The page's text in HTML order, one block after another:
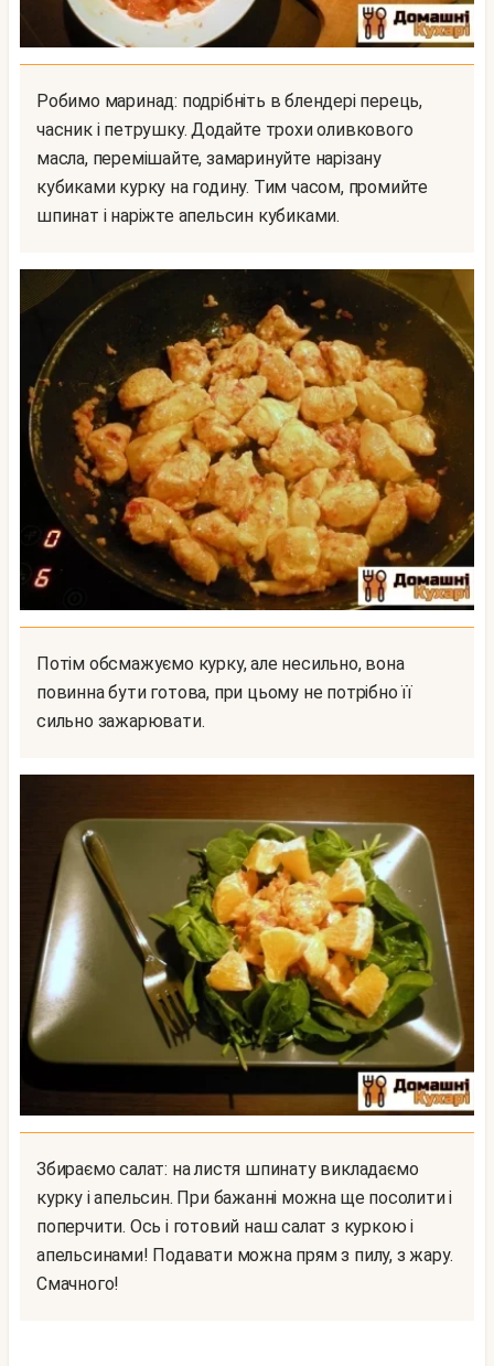
Робимо маринад: подрібніть в блендері перець,
часник і петрушку. Додайте трохи оливкового
масла, перемішайте, замаринуйте нарізану
кубиками курку на годину. Тим часом, промийте
шпинат і наріжте апельсин кубиками.
Потім обсмажуємо курку, але несильно, вона
повинна бути готова, при цьому не потрібно її
сильно зажарювати.
Збираємо салат: на листя шпинату викладаємо
курку і апельсин. При бажанні можна ще посолити і
поперчити. Ось і готовий наш салат з куркою і
апельсинами! Подавати можна прям з пилу, з жару.
Смачного!